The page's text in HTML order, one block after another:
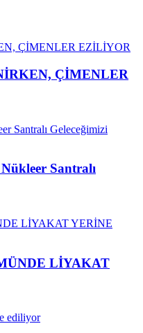
ÇİMENLER
Santralı
LİYAKAT